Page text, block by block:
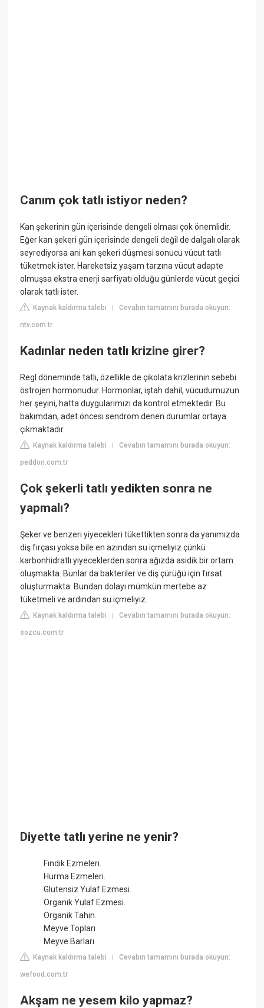
Canım çok tatlı istiyor neden?
Kan şekerinin gün içerisinde dengeli olması çok önemlidir.
Eğer kan şekeri gün içerisinde dengeli değil de dalgalı olarak
seyrediyorsa ani kan şekeri düşmesi sonucu vücut tatlı
tüketmek ister. Hareketsiz yaşam tarzına vücut adapte
olmuşsa ekstra enerji sarfiyatı olduğu günlerde vücut geçici
olarak tatlı ister.
Kaynak kaldırma talebi |Cevabın tamamını burada okuyun:
ntv.com.tr
Kadınlar neden tatlı krizine girer?
Regl döneminde tatlı, özellikle de çikolata krizlerinin sebebi
östrojen hormonudur. Hormonlar, iştah dahil, vücudumuzun
her şeyini, hatta duygularımızı da kontrol etmektedir. Bu
bakımdan, adet öncesi sendrom denen durumlar ortaya
çıkmaktadır.
Kaynak kaldırma talebi |Cevabın tamamını burada okuyun:
peddon.com.tr
Çok şekerli tatlı yedikten sonra ne
yapmalı?
Şeker ve benzeri yiyecekleri tükettikten sonra da yanımızda
diş fırçası yoksa bile en azından su içmeliyiz çünkü
karbonhidratlı yiyeceklerden sonra ağızda asidik bir ortam
oluşmakta. Bunlar da bakteriler ve diş çürüğü için fırsat
oluşturmakta. Bundan dolayı mümkün mertebe az
tüketmeli ve ardından su içmeliyiz.
Kaynak kaldırma talebi |Cevabın tamamını burada okuyun:
sozcu.com.tr
Diyette tatlı yerine ne yenir?
Fındık Ezmeleri.
Hurma Ezmeleri.
Glutensiz Yulaf Ezmesi.
Organik Yulaf Ezmesi.
Organik Tahin.
Meyve Topları
Meyve Barları
Kaynak kaldırma talebi |Cevabın tamamını burada okuyun:
wefood.com.tr
Akşam ne yesem kilo yapmaz?